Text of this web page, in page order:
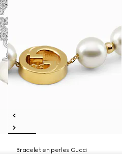
Bracelet en perles Gucci